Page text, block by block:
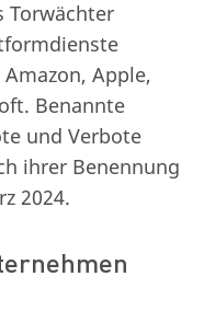
Torwächter
Apple,
Benannte
und Verbote
ihrer Benennung
2024.